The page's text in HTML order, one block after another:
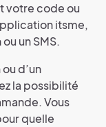
votre code ou
itsme,
un SMS.
d’un
la possibilité
Vous
quelle